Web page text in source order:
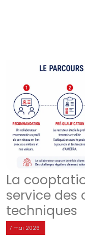
La
service des
techniques
7 mai 2026